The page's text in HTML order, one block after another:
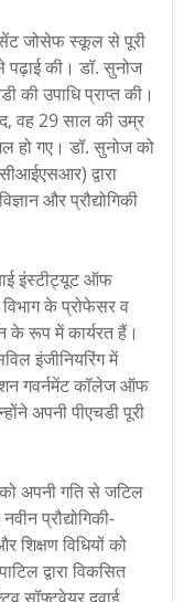
सेंट जोसेफ स्कूल से पूरी
पढ़ाई की। डॉ. सुनोज
की उपाधि प्राप्त की।
वह 29 साल की उम्र
हो गए। डॉ. सुनोज को
द्वारा
और प्रौद्योगिकी
इंस्टीट्यूट ऑफ
के प्रोफेसर व
के रूप में कार्यरत हैं।
इंजीनियरिंग में
गवर्नमेंट कॉलेज ऑफ
अपनी पीएचडी पूरी
अपनी गति से जटिल
प्रौद्योगिकी-
शिक्षण विधियों को
द्वारा विकसित